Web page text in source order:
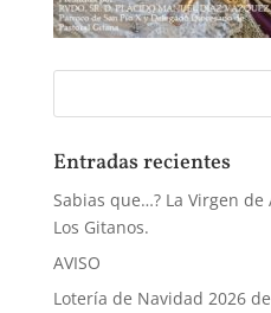
Entradas recientes
Sabias que…? La Virgen
Los Gitanos.
AVISO
Lotería de Navidad 2026